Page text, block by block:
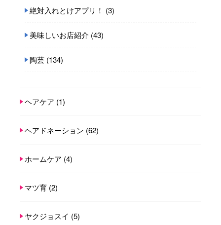
絶対入れとけアプリ！ (3)
美味しいお店紹介 (43)
陶芸 (134)
ヘアケア (1)
ヘアドネーション (62)
ホームケア (4)
マツ育 (2)
ヤクジョスイ (5)